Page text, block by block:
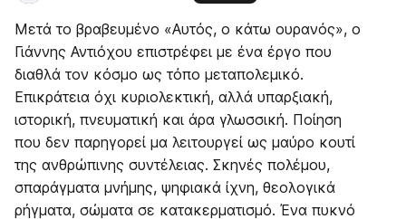
Mετά το βραβευμένο «Αυτός, ο κάτω ουρανός», ο
Γιάννης Αντιόχου επιστρέφει με ένα έργο που
διαθλά τον κόσμο ως τόπο μεταπολεμικό.
Επικράτεια όχι κυριολεκτική, αλλά υπαρξιακή,
ιστορική, πνευματική και άρα γλωσσική. Ποίηση
που δεν παρηγορεί μα λειτουργεί ως μαύρο κουτί
της ανθρώπινης συντέλειας. Σκηνές πολέμου,
σπαράγματα μνήμης, ψηφιακά ίχνη, θεολογικά
ρήγματα, σώματα σε κατακερματισμό. Ένα πυκνό